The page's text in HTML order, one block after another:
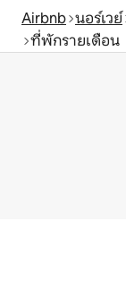
Airbnb นอร์เวย์
ที่พักรายเดือน